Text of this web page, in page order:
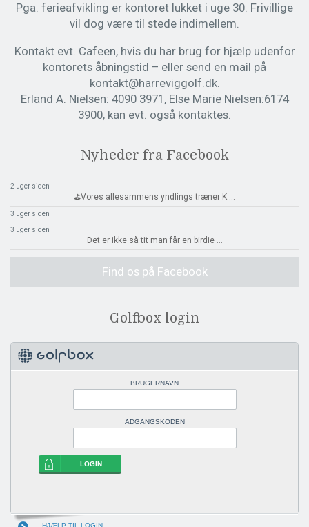
Pga. ferieafvikling er kontoret lukket i uge 30. Frivillige
vil dog være til stede indimellem.
Kontakt evt. Cafeen, hvis du har brug for hjælp udenfor
kontorets åbningstid – eller send en mail på
kontakt@harreviggolf.dk.
Erland A. Nielsen: 4090 3971, Else Marie Nielsen:6174
3900, kan evt. også kontaktes.
Nyheder fra Facebook
2 uger siden
⛳️Vores allesammens yndlings træner K
3 uger siden
3 uger siden
Det er ikke så tit man får en birdie
Find os på Facebook
Golfbox login
BRUGERNAVN
ADGANGSKODEN
LOGIN